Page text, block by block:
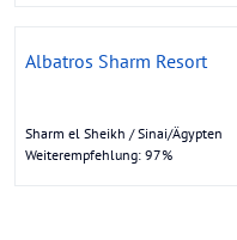
Albatros Sharm Resort
Sharm el Sheikh / Sinai/Ägypten
Weiterempfehlung: 97%